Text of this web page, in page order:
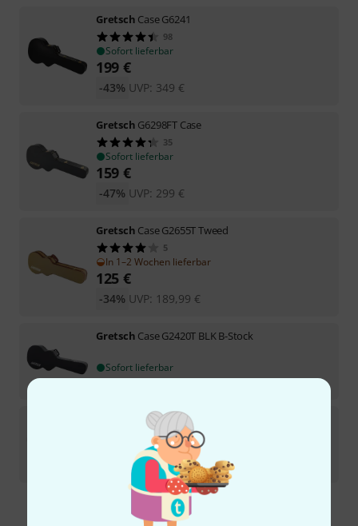
Gretsch Case G6241
98
Sofort lieferbar
199 €
UVP: 349 €
-43%
Gretsch G6298FT Case
35
Sofort lieferbar
159 €
UVP: 299 €
-47%
Gretsch Case G2655T Tweed
5
In 1–2 Wochen lieferbar
125 €
UVP: 189,99 €
-34%
Gretsch Case G2420T BLK B-Stock
Sofort lieferbar
92€
Case G2655T BLK B-Stock
Sofort lieferbar
Kostenloser Versand ab 29 €